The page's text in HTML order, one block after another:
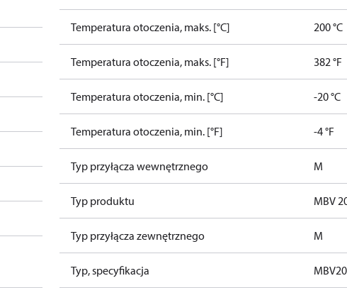
Temperatura otoczenia, maks. [°C] 200 °C
Temperatura otoczenia, maks. [°F] 382 °F
Temperatura otoczenia, min. [°C] -20 °C
Temperatura otoczenia, min. [°F] -4 °F
Typ przyłącza wewnętrznego M
Typ produktu MBV
Typ przyłącza zewnętrznego M
Typ, specyfikacja